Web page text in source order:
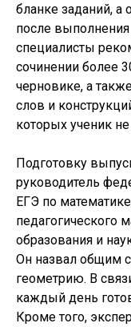
бланке заданий, а
после
специалисты
сочинении более
черновике, а
слов и
которых ученик
Подготовку
руководитель
ЕГЭ по
педагогического
образования и
Он назвал общим
геометрию. В
каждый день
Кроме того,